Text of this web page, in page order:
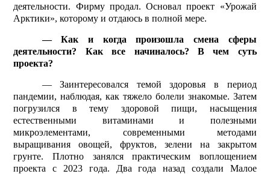
деятельности. Фирму продал. Основал проект «Урожай
Арктики», которому и отдаюсь в полной мере.
— Как и когда произошла смена сферы
деятельности? Как все начиналось? В чем суть
проекта?
— Заинтересовался темой здоровья в период
пандемии, наблюдая, как тяжело болели знакомые. Затем
погрузился в тему здоровой пищи, насыщения
естественными витаминами и полезными
микроэлементами, современными методами
выращивания овощей, фруктов, зелени на закрытом
грунте. Плотно занялся практическим воплощением
проекта с 2023 года. Два года назад создали Малое